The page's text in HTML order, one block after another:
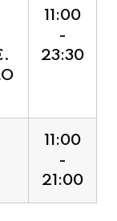
21:00